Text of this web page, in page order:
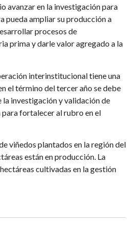
avanzar en la investigación para
pueda ampliar su producción a
procesos de
prima y darle valor agregado a la
interinstitucional tiene una
el término del tercer año se debe
investigación y validación de
fortalecer al rubro en el
viñedos plantados en la región del
están en producción. La
cultivadas en la gestión